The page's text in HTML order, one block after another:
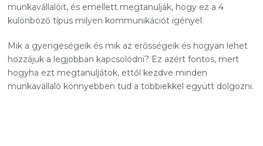
munkavállalóit, és emellett megtanulják, hogy ez a 4
különböző típus milyen kommunikációt igényel.
Mik a gyengeségeik és mik az erősségeik és hogyan lehet
hozzájuk a legjobban kapcsolódni? Ez azért fontos, mert
hogyha ezt megtanuljátok, ettől kezdve minden
munkavállaló könnyebben tud a többiekkel együtt dolgozni.